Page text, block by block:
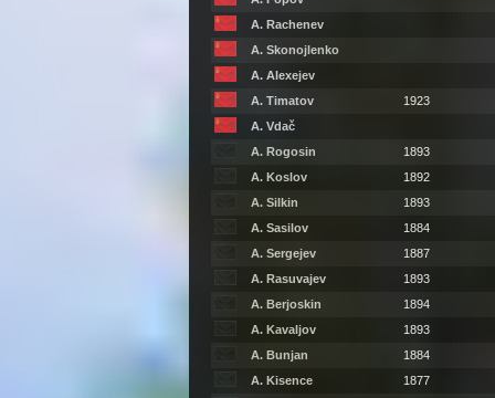
A. Rachenev
A. Skonojlenko
A. Alexejev
A. Timatov
1923
A. Vdač
A. Rogosin
1893
A. Koslov
1892
A. Silkin
1893
A. Sasilov
1884
A. Sergejev
1887
A. Rasuvajev
1893
A. Berjoskin
1894
A. Kavaljov
1893
A. Bunjan
1884
A. Kisence
1877